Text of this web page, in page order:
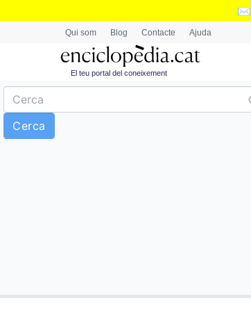
✉️
Qui som Blog Contacte Ajuda
El teu portal del coneixement